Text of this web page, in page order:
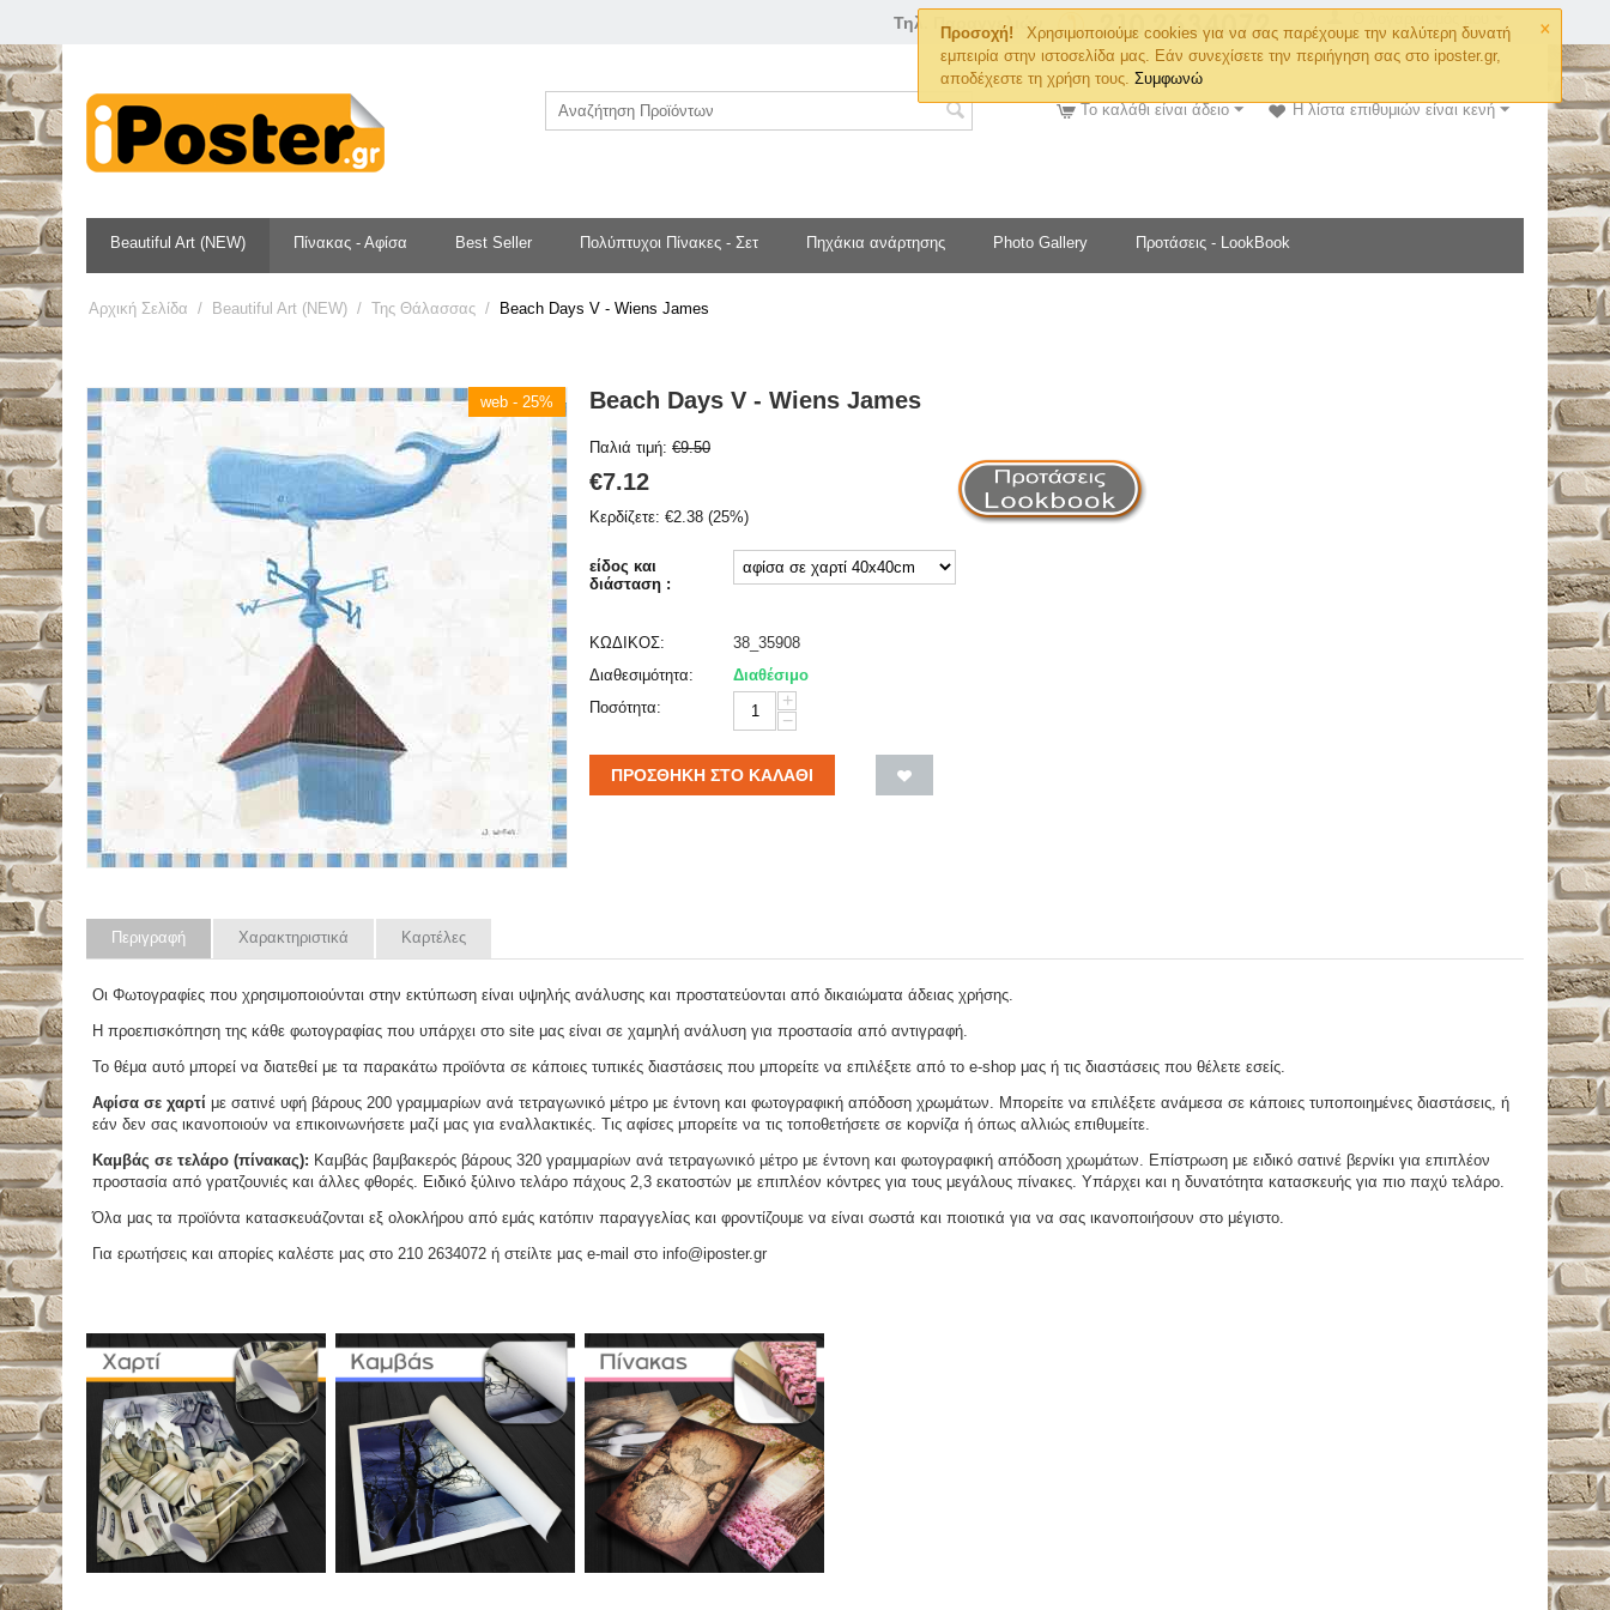
×
Προσοχή!
Χρησιμοποιούμε cookies για να σας παρέχουμε την καλύτερη δυνατή
εμπειρία στην ιστοσελίδα μας. Εάν συνεχίσετε την περιήγηση σας στο iposter.gr,
αποδέχεστε τη χρήση τους.Συμφωνώ
Τηλ. Παραγγελιών
Η λίστα επιθυμιών είναι κενή
Το καλάθι είναι άδειο
Beautiful Art (NEW) Πίνακας - Αφίσα Best Seller Πολύπτυχοι Πίνακες - Σετ Πηχάκια ανάρτησης Photo Gallery Προτάσεις - LookBook
Αρχική Σελίδα / Beautiful Art (NEW) / Της Θάλασσας / Beach Days V - Wiens James
web - 25% Beach Days V - Wiens James
Παλιά τιμή: €9.50
€7.12
Κερδίζετε: €2.38 (25%)
είδος και
διάσταση :
ΚΩΔΙΚΟΣ:
38_35908
Διαθεσιμότητα:
Διαθέσιμο
Ποσότητα:
+
−
ΠΡΟΣΘΉΚΗ ΣΤΟ ΚΑΛΆΘΙ
Περιγραφή Χαρακτηριστικά Καρτέλες
Οι Φωτογραφίες που χρησιμοποιούνται στην εκτύπωση είναι υψηλής ανάλυσης και προστατεύονται από δικαιώματα άδειας χρήσης.
Η προεπισκόπηση της κάθε φωτογραφίας που υπάρχει στο site μας είναι σε χαμηλή ανάλυση για προστασία από αντιγραφή.
Το θέμα αυτό μπορεί να διατεθεί με τα παρακάτω προϊόντα σε κάποιες τυπικές διαστάσεις που μπορείτε να επιλέξετε από το e-shop μας ή τις διαστάσεις που θέλετε εσείς.
Αφίσα σε χαρτί με σατινέ υφή βάρους 200 γραμμαρίων ανά τετραγωνικό μέτρο με έντονη και φωτογραφική απόδοση χρωμάτων. Μπορείτε να επιλέξετε ανάμεσα σε κάποιες τυποποιημένες διαστάσεις, ή
εάν δεν σας ικανοποιούν να επικοινωνήσετε μαζί μας για εναλλακτικές. Τις αφίσες μπορείτε να τις τοποθετήσετε σε κορνίζα ή όπως αλλιώς επιθυμείτε.
Καμβάς σε τελάρο (πίνακας): Καμβάς βαμβακερός βάρους 320 γραμμαρίων ανά τετραγωνικό μέτρο με έντονη και φωτογραφική απόδοση χρωμάτων. Επίστρωση με ειδικό σατινέ βερνίκι για επιπλέον
προστασία από γρατζουνιές και άλλες φθορές. Ειδικό ξύλινο τελάρο πάχους 2,3 εκατοστών με επιπλέον κόντρες για τους μεγάλους πίνακες. Υπάρχει και η δυνατότητα κατασκευής για πιο παχύ τελάρο.
Όλα μας τα προϊόντα κατασκευάζονται εξ ολοκλήρου από εμάς κατόπιν παραγγελίας και φροντίζουμε να είναι σωστά και ποιοτικά για να σας ικανοποιήσουν στο μέγιστο.
Για ερωτήσεις και απορίες καλέστε μας στο 210 2634072 ή στείλτε μας e-mail στο info@iposter.gr